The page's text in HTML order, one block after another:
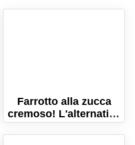
Farrotto alla zucca
cremoso! L'alternativa
rustica e nutriente al
risotto!